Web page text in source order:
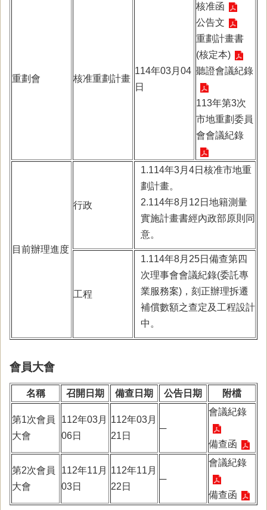
重劃會 核准重劃計畫
114年03月04
日
核准函
公告文
重劃計畫書
(核定本)
聽證會議紀錄
113年第3次
市地重劃委員
會會議紀錄
目前辦理進度
行政
1.114年3月4日核准市地重
劃計畫。
2.114年8月12日地籍測量
實施計畫書經內政部原則同
意。
工程
1.114年8月25日備查第四
次理事會會議紀錄(委託專
業服務案)，刻正辦理拆遷
補償數額之查定及工程設計
中。
會員大會
名稱 召開日期 備查日期 公告日期 附檔
第1次會員
大會
112年03月
06日
112年03月
21日
─
會議紀錄
備查函
第2次會員
大會
112年11月
03日
112年11月
22日
─
會議紀錄
備查函